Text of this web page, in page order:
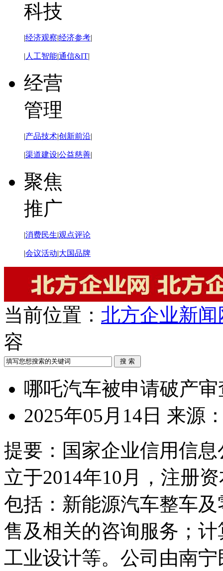
科技
|经济观察|经济参考|
| 人工智能|通信&IT|
经营
管理
|产品技术|创新前沿|
|渠道建设|公益慈善|
聚焦
推广
|消费民生|观点评论
|会议活动|大国品牌
当前位置： 北方企业新闻
容
哪吒汽车被申请破产审
2025年05月14日 来源
提要： 国家企业信用信
立于2014年10月，注册
包括：新能源汽车整车
售及相关的咨询服务；
工业设计等。公司由南